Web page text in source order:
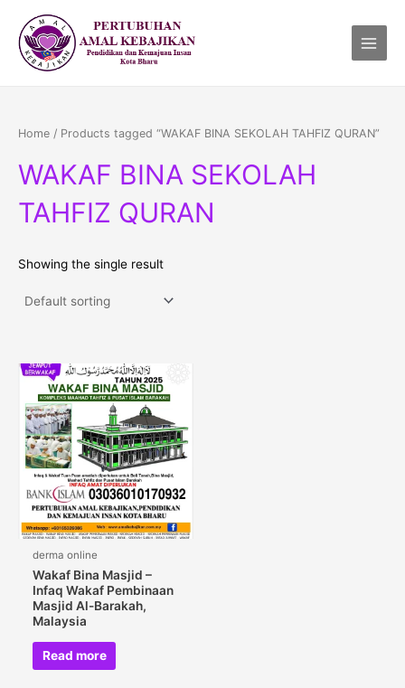
content
Menu
Home / Products tagged “WAKAF BINA SEKOLAH TAHFIZ QURAN”
WAKAF BINA SEKOLAH
TAHFIZ QURAN
Showing the single result
derma online
Wakaf Bina Masjid –
Infaq Wakaf Pembinaan
Masjid Al-Barakah,
Malaysia
Read more